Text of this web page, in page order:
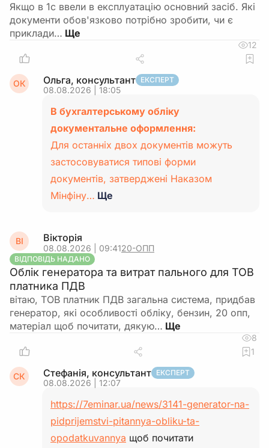
Якщо в 1с ввели в експлуатацію основний засіб. Які
документи обов'язково потрібно зробити, чи є
приклади…
12
ОК Ольга, консультант ЕКСПЕРТ
08.08.2026 | 18:05
В бухгалтерському обліку
документальне оформлення:
Для останніх двох документів можуть
застосовуватися типові форми
документів, затверджені Наказом
Мінфіну… Ще
ВІ Вікторія
08.08.2026 | 09:4120-ОПП
ВІДПОВІДЬ НАДАНО
Облік генератора та витрат пального для ТОВ
платника ПДВ
вітаю, ТОВ платник ПДВ загальна система, придбав
генератор, які особливості обліку, бензин, 20 опп,
матеріал щоб почитати, дякую…
8
1
СК Стефанія, консультант ЕКСПЕРТ
08.08.2026 | 12:07
https://7eminar.ua/news/3141-generator-na-
pidprijemstvi-pitannya-obliku-ta-
opodatkuvannya щоб почитати